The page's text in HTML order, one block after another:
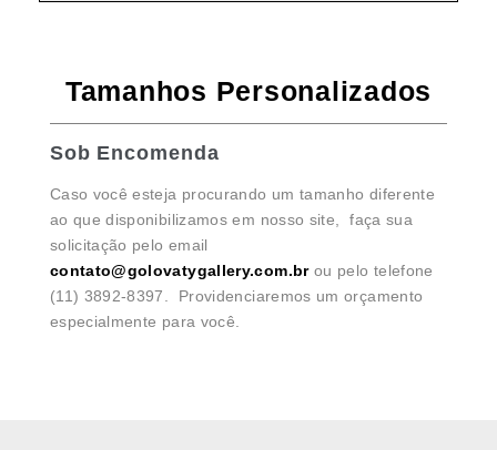
Tamanhos Personalizados
Sob Encomenda
Caso você esteja procurando um tamanho diferente
ao que disponibilizamos em nosso site, faça sua
solicitação pelo email
contato@golovatygallery.com.brou pelo telefone
(11) 3892-8397. Providenciaremos um orçamento
especialmente para você.